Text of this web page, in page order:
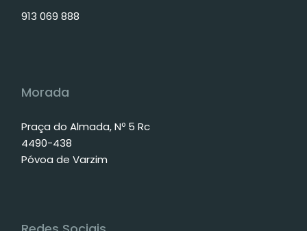
913 069 888
Morada
Praça do Almada, Nº 5 Rc
4490-438
Póvoa de Varzim